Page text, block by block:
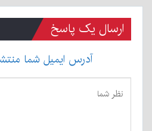
ارسال یک پاسخ
آدرس ایمیل شما